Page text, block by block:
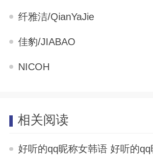
纤雅洁/QianYaJie
佳豹/JIABAO
NICOH
相关阅读
好听的qq昵称女韩语 好听的